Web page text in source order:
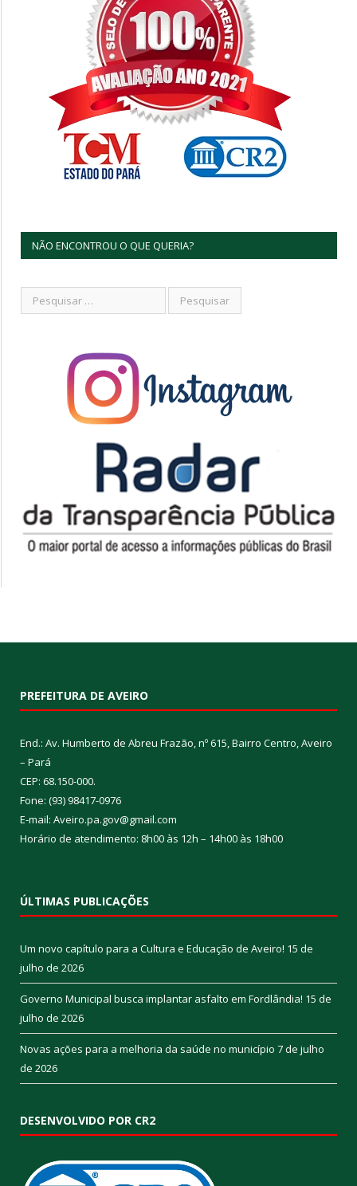
NÃO ENCONTROU O QUE QUERIA?
PREFEITURA DE AVEIRO
End.: Av. Humberto de Abreu Frazão, nº 615, Bairro Centro, Aveiro
– Pará
CEP: 68.150-000.
Fone: (93) 98417-0976
E-mail: Aveiro.pa.gov@gmail.com
Horário de atendimento: 8h00 às 12h – 14h00 às 18h00
ÚLTIMAS PUBLICAÇÕES
Um novo capítulo para a Cultura e Educação de Aveiro! 15 de
julho de 2026
Governo Municipal busca implantar asfalto em Fordlândia! 15 de
julho de 2026
Novas ações para a melhoria da saúde no município 7 de julho
de 2026
DESENVOLVIDO POR CR2